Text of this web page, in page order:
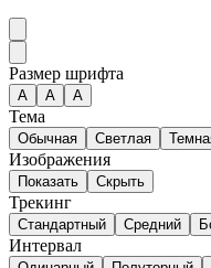
Размер шрифта
А A A
Тема
Обычная Светлая
Изображения
Показать Скрыть
Трекинг
Стандартный Средний
Интервал